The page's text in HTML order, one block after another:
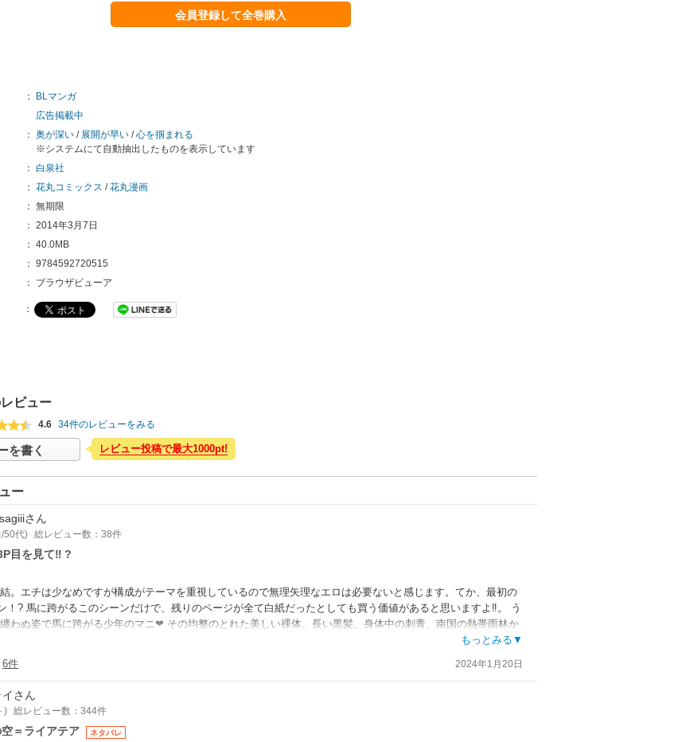
会員登録して全巻購入
：
BLマンガ
広告掲載中
： 奥が深い / 展開が早い /心を掴まれる
※システムにて自動抽出したものを表示しています
： 白泉社
： 花丸コミックス /花丸漫画
： 無期限
： 2014年3月7日
： 40.0MB
： 9784592720515
： ブラウザビューア
：
ビュー
4.6 34件のレビューをみる
を書く レビュー投稿で最大1000pt!
ー
さん
50代) 総レビュー数：38件
目を見て‼ ?
。エチは少なめですが構成がテーマを重視しているので無理矢理なエロは必要ないと感じます。てか、最初の
！? 馬に跨がるこのシーンだけで、残りのページが全て白紙だったとしても買う価値があると思いますよ‼️。 う
わぬ姿で馬に跨がる少年のマニ❤ その均整のとれた美しい裸体、長い黒髪、身体中の刺青、南国の熱帯雨林か
な彼から目が離せない‼? カメラを手にした少年ゾムの前に現れたマニはまるで原始の神、太陽を背にしたその
と美しさにゾムと共に私たちもマニに跪くのです。ふたりの出会いはおそらくマニへの島の意志であり成人を迎
からの祝福。その出会いからおよそ20年後、病気の為左目の視力を失った写真家のゾムとつらい体験のため島で
孤独なマニの、ふたりの魂の再生の為の原点への回帰がストーリーの軸になります。
生は青年誌をメインに主に江戸時代の時代劇を描かれていて、その精密な筆致や構成力で読者から圧倒的な支持
その実力はこの「ライアテア」でもいかんなく発揮されています。
台となる南国の島の身体にまとわりつくむせ返るような熱量、温度と湿度、吹く風、浜辺の波音、生物の息づか
もっとみる▼
6件 2024年1月20日
さん
) 総レビュー数：344件
＝ライアテア ネタバレ